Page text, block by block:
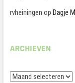
rvheiningen op Dagje
ARCHIEVEN
Archieven